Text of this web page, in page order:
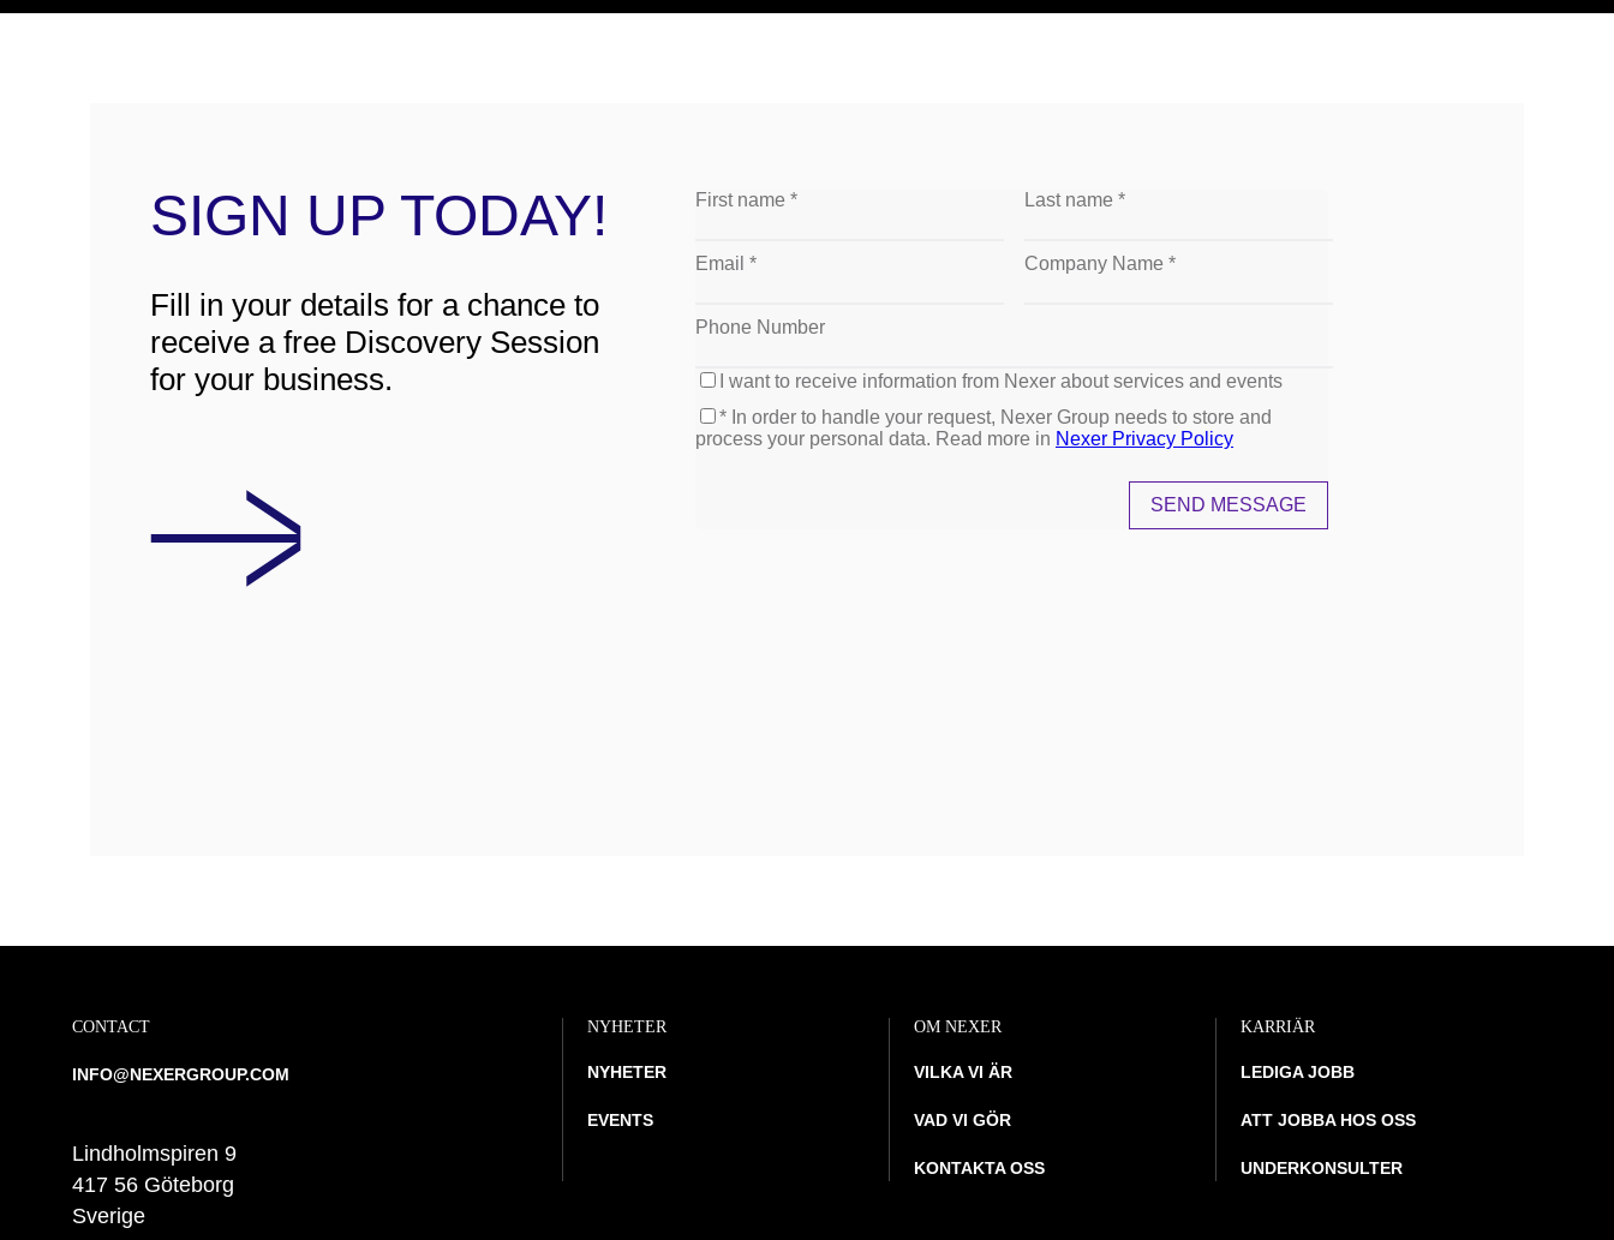
SIGN UP TODAY!
Fill in your details for a chance to
receive a free Discovery Session
for your business.
CONTACT
INFO@NEXERGROUP.COM
Lindholmspiren 9
417 56 Göteborg
Sverige
NYHETER
NYHETER
EVENTS
OM NEXER
VILKA VI ÄR
VAD VI GÖR
KONTAKTA OSS
KARRIÄR
LEDIGA JOBB
ATT JOBBA HOS OSS
UNDERKONSULTER